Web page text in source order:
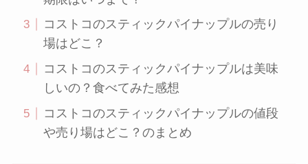
コストコのスティックパイナップルの売り
場はどこ？
コストコのスティックパイナップルは美味
しいの？食べてみた感想
コストコのスティックパイナップルの値段
や売り場はどこ？のまとめ